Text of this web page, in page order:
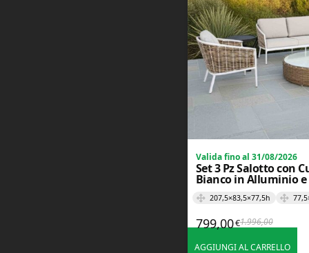
Valida fino al 31/08/2026
Set 3 Pz Salotto con
Bianco in Alluminio
207,5×83,5×77,5h
1.996,00Il prezzo
799,00€ Il prezzo
AGGIUNGI AL CARRELLO
d
i
z
i
o
n
d
i
t
u